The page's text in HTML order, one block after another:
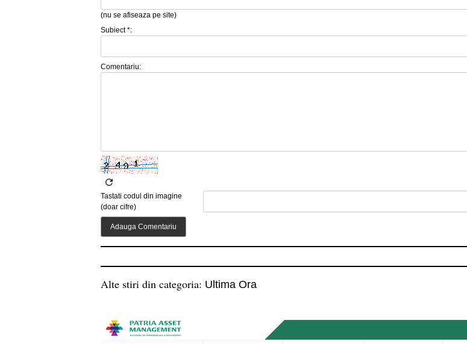
(nu se afiseaza pe site)
Subiect *:
Comentariu:
Tastati codul din imagine
(doar cifre)
Alte stiri din categoria: Ultima Ora